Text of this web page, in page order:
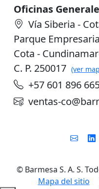
Oficinas
Vía Siberia -
Parque
Cota -
C. P. 250017 (ver
+57 601 896
ventas-
© Barmesa S. A. S.
Mapa del sitio